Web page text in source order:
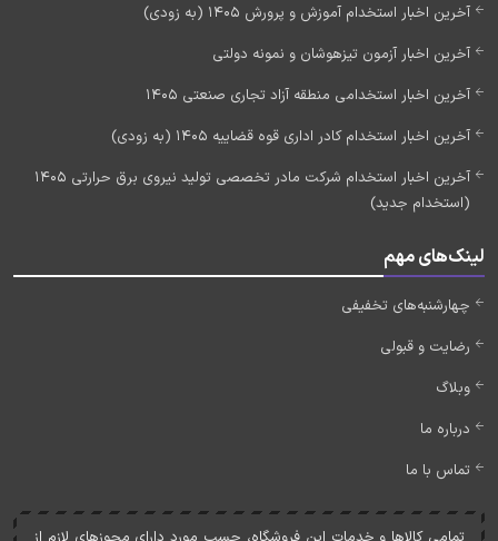
آخرین اخبار استخدام آموزش و پرورش 1405 (به زودی)
آخرین اخبار آزمون تیزهوشان و نمونه دولتی
آخرین اخبار استخدامی منطقه آزاد تجاری صنعتی 1405
آخرین اخبار استخدام کادر اداری قوه قضاییه 1405 (به زودی)
آخرین اخبار استخدام شرکت مادر تخصصی تولید نیروی برق حرارتی 1405
(استخدام جدید)
لینک‌های مهم
چهارشنبه‌های تخفیفی
رضایت و قبولی
وبلاگ
درباره ما
تماس با ما